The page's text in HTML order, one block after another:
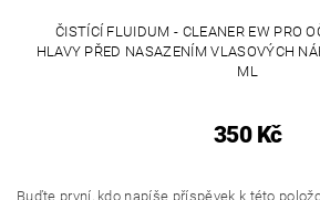
ČISTÍCÍ FLUIDUM - CLEANER EW PRO
HLAVY PŘED NASAZENÍM VLASOVÝCH
ML
350 Kč
Buďte první, kdo napíše příspěvek k této